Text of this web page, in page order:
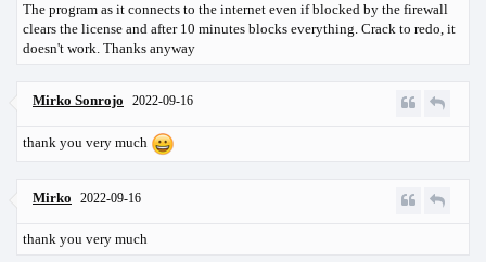
The program as it connects to the internet even if blocked by the firewall
clears the license and after 10 minutes blocks everything. Crack to redo, it
doesn't work. Thanks anyway
Mirko Sonrojo 2022-09-16
thank you very much
Mirko 2022-09-16
thank you very much